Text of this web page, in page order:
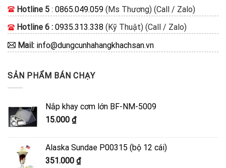
Hotline 5 : 0865.049.059 (Ms Thương) (Call / Zalo)
Hotline 6 : 0935.313.338 (Kỹ Thuật) (Call / Zalo)
Mail: info@dungcunhahangkhachsan.vn
SẢN PHẨM BÁN CHẠY
Nắp khay cơm lớn BF-NM-5009
15.000 ₫
Alaska Sundae P00315 (bộ 12 cái)
351.000 ₫